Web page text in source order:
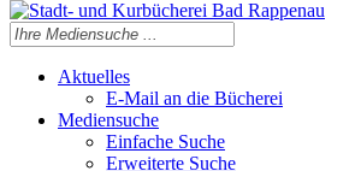
Aktuelles
E-Mail an die Bücherei
Mediensuche
Einfache Suche
Erweiterte Suche